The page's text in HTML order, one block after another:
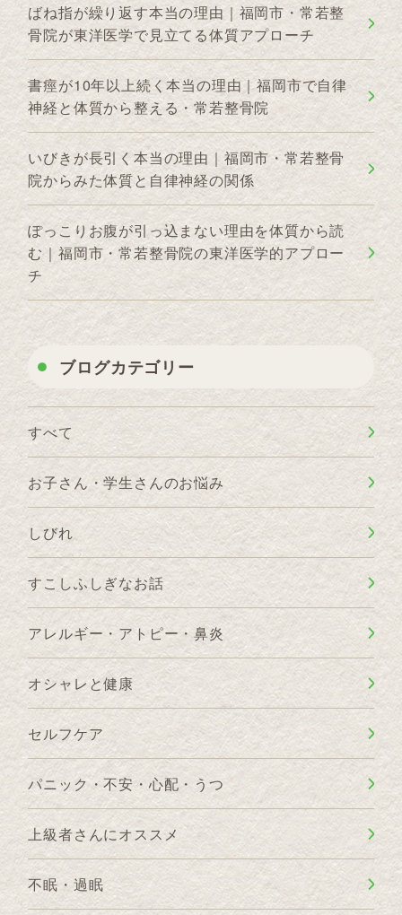
ばね指が繰り返す本当の理由｜福岡市・常若整
骨院が東洋医学で見立てる体質アプローチ
書痙が10年以上続く本当の理由｜福岡市で自律
神経と体質から整える・常若整骨院
いびきが長引く本当の理由｜福岡市・常若整骨
院からみた体質と自律神経の関係
ぽっこりお腹が引っ込まない理由を体質から読
む｜福岡市・常若整骨院の東洋医学的アプロー
チ
ブログカテゴリー
すべて
お子さん・学生さんのお悩み
しびれ
すこしふしぎなお話
アレルギー・アトピー・鼻炎
オシャレと健康
セルフケア
パニック・不安・心配・うつ
上級者さんにオススメ
不眠・過眠